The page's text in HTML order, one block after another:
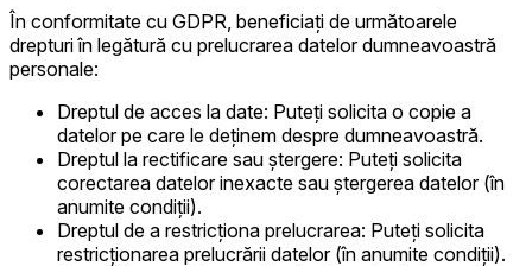
În conformitate cu GDPR, beneficiați de următoarele
drepturi în legătură cu prelucrarea datelor dumneavoastră
personale:
Dreptul de acces la date: Puteți solicita o copie a
datelor pe care le deținem despre dumneavoastră.
Dreptul la rectificare sau ștergere: Puteți solicita
corectarea datelor inexacte sau ștergerea datelor (în
anumite condiții).
Dreptul de a restricționa prelucrarea: Puteți solicita
restricționarea prelucrării datelor (în anumite condiții).